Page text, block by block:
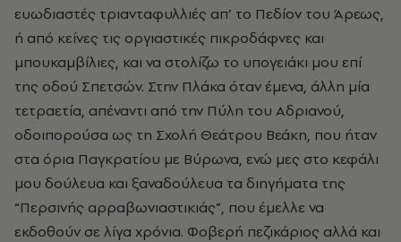
ευωδιαστές τριανταφυλλιές απ’ το Πεδίον του Άρεως,
ή από κείνες τις οργιαστικές πικροδάφνες και
μπουκαμβίλιες, και να στολίζω το υπογειάκι μου επί
της οδού Σπετσών. Στην Πλάκα όταν έμενα, άλλη μία
τετραετία, απέναντι από την Πύλη του Αδριανού,
οδοιπορούσα ως τη Σχολή Θεάτρου Βεάκη, που ήταν
στα όρια Παγκρατίου με Βύρωνα, ενώ μες στο κεφάλι
μου δούλευα και ξαναδούλευα τα διηγήματα της
“Περσινής αρραβωνιαστικιάς”, που έμελλε να
εκδοθούν σε λίγα χρόνια. Φοβερή πεζικάριος αλλά και